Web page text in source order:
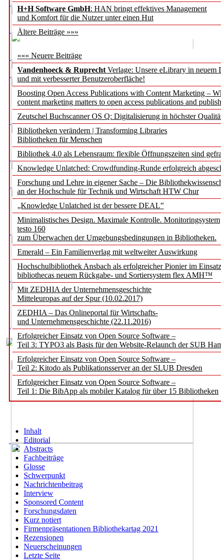
H+H Software GmbH: HAN bringt effektives Management
und Komfort für die Nutzer unter einen Hut
Ältere Beiträge »»»
««« Neuere Beiträge
Vandenhoeck & Ruprecht Verlage: Unsere eLibrary in neuem
und mit verbesserter Benutzeroberfläche!
Boosting Open Access Publications with Content Marketing –
content marketing matters to open access publications and
Zeutschel Buchscanner OS Q: Digitalisierung in höchster
Bibliotheken verändern | Transforming Libraries
Bibliotheken für Menschen
Bibliothek 4.0 als Lebensraum: flexible Öffnungszeiten sind
Knowledge Unlatched: Crowdfunding-Runde erfolgreich
Forschung und Lehre in eigener Sache – Die
an der Hochschule für Technik und Wirtschaft HTW Chur
„Knowledge Unlatched ist der bessere DEAL”
Minimalistisches Design. Maximale Kontrolle. Monitoringsystem
testo 160
zum Überwachen der Umgebungsbedingungen in Bibliotheken.
Emerald – Ein Familienverlag mit weltweiter Auswirkung
Hochschulbibliothek Ansbach als erfolgreicher Pionier im
bibliothecas neuem Rückgabe- und Sortiersystem flex AMH™
Mit ZEDHIA der Unternehmensgeschichte
Mitteleuropas auf der Spur (10.02.2017)
ZEDHIA – Das Onlineportal für Wirtschafts-
und Unternehmensgeschichte (22.11.2016)
Erfolgreicher Einsatz von Open Source Software –
Teil 3: TYPO3 als Basis für den Website-Relaunch der SUB
Erfolgreicher Einsatz von Open Source Software –
Teil 2: Kitodo als Publikationsserver an der SLUB Dresden
Erfolgreicher Einsatz von Open Source Software –
Teil 1: Die BibApp als mobiler Katalog für über 15 Bibliotheken
Inhalt
Editorial
Abstracts
Fachbeiträge
Glosse
Schwerpunkt
Nachrichtenbeitrag
Interview
Sponsored Content
Forschungsdaten
Kurz notiert
Firmenpräsentationen Bibliothekartag 2021
Rezensionen
Neuerscheinungen
Letzte Seite